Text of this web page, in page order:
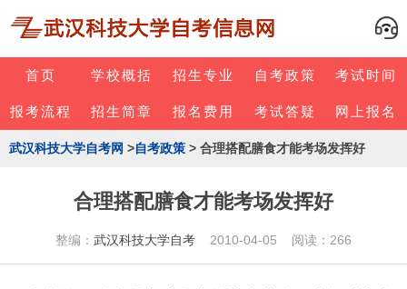
首页 学校概括 招生专业 自考政策 考试时间
报考流程 招生简章 报名费用 考试答疑 网上报名
武汉科技大学自考网 >自考政策 > 合理搭配膳食才能考场发挥好
合理搭配膳食才能考场发挥好
整编： 武汉科技大学自考 2010-04-05 阅读：266